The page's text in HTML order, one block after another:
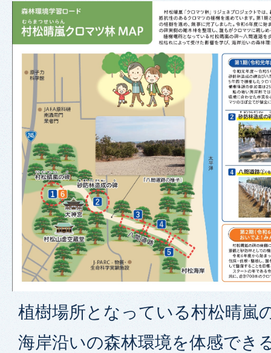
植樹場所となっている村松晴嵐
海岸沿いの森林環境を体感でき